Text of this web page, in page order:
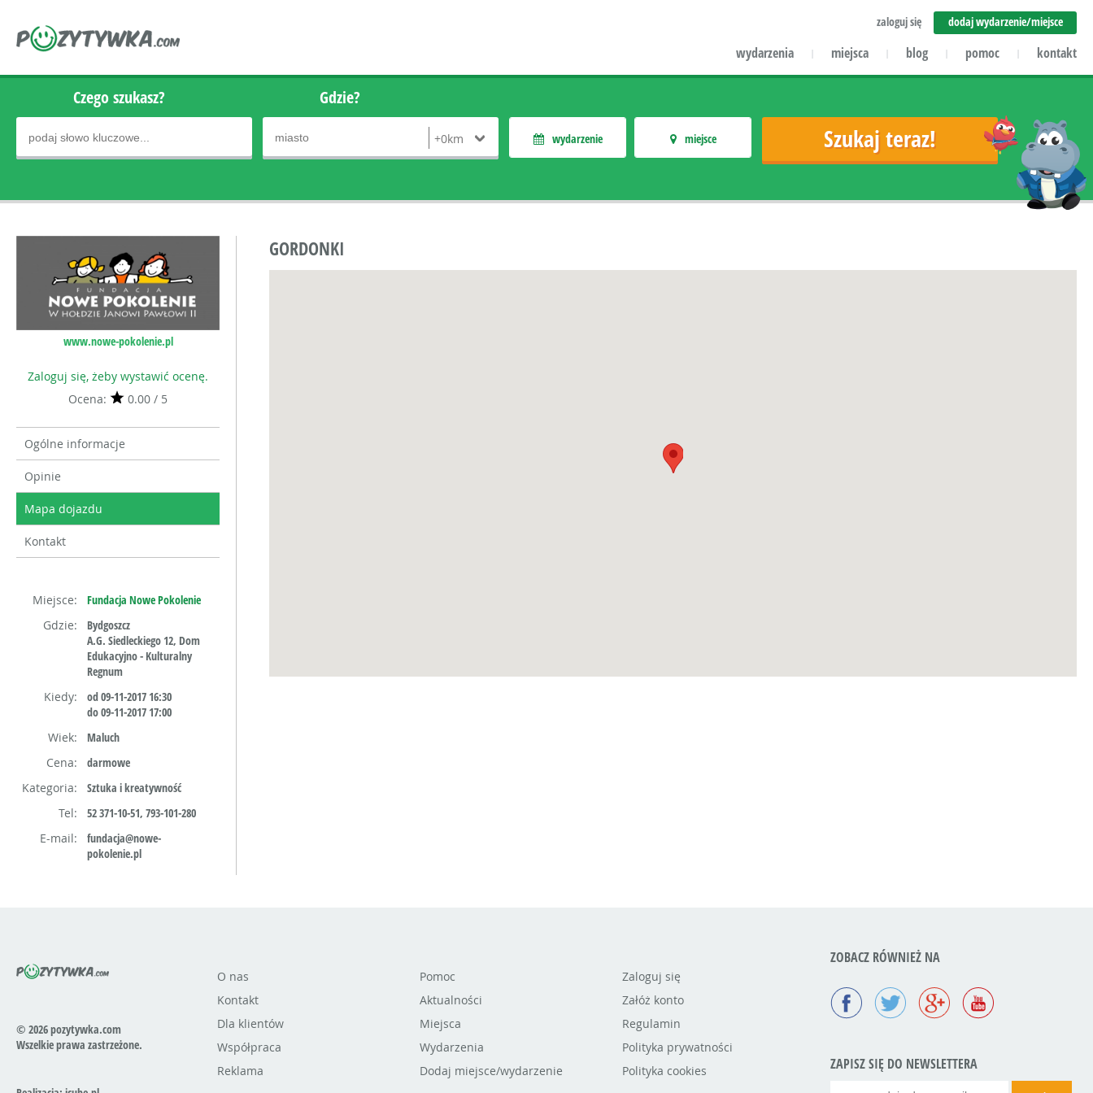
zaloguj się dodaj wydarzenie/miejsce
wydarzenia | miejsca | blog | pomoc | kontakt
Czego szukasz? Gdzie?
wydarzenie miejsce
www.nowe-pokolenie.pl
Zaloguj się, żeby wystawić ocenę.
Ocena:
0.00 / 5
Ogólne informacje
Opinie
Mapa dojazdu
Kontakt
Miejsce:
Fundacja Nowe Pokolenie
Gdzie:
Bydgoszcz
A.G. Siedleckiego 12, Dom
Edukacyjno - Kulturalny
Regnum
Kiedy:
od 09-11-2017 16:30
do 09-11-2017 17:00
Wiek:
Maluch
Cena:
darmowe
Kategoria:
Sztuka i kreatywność
Tel:
52 371-10-51, 793-101-280
E-mail:
fundacja@nowe-
pokolenie.pl
GORDONKI
© 2026 pozytywka.com
Wszelkie prawa zastrzeżone.
O nas
Kontakt
Dla klientów
Współpraca
Reklama
Pomoc
Aktualności
Miejsca
Wydarzenia
Dodaj miejsce/wydarzenie
Zaloguj się
Załóż konto
Regulamin
Polityka prywatności
Polityka cookies
ZOBACZ RÓWNIEŻ NA
ZAPISZ SIĘ DO NEWSLETTERA